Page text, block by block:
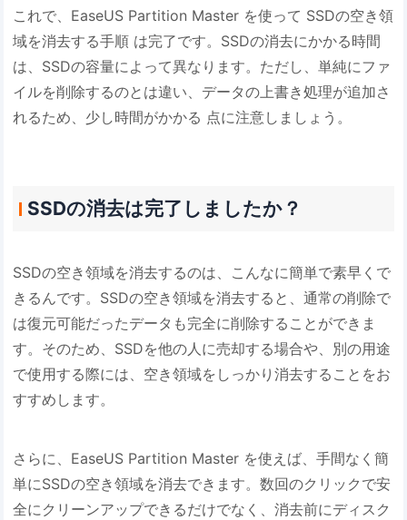
これで、EaseUS Partition Master を使って SSDの空き領
域を消去する手順 は完了です。SSDの消去にかかる時間
は、SSDの容量によって異なります。ただし、単純にファ
イルを削除するのとは違い、データの上書き処理が追加さ
れるため、少し時間がかかる 点に注意しましょう。
SSDの消去は完了しましたか？
SSDの空き領域を消去するのは、こんなに簡単で素早くで
きるんです。SSDの空き領域を消去すると、通常の削除で
は復元可能だったデータも完全に削除することができま
す。そのため、SSDを他の人に売却する場合や、別の用途
で使用する際には、空き領域をしっかり消去することをお
すすめします。
さらに、EaseUS Partition Master を使えば、手間なく簡
単にSSDの空き領域を消去できます。数回のクリックで安
全にクリーンアップできるだけでなく、消去前にディスク